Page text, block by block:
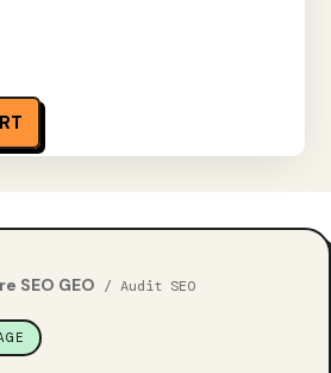
SEO GEO / Audit SEO